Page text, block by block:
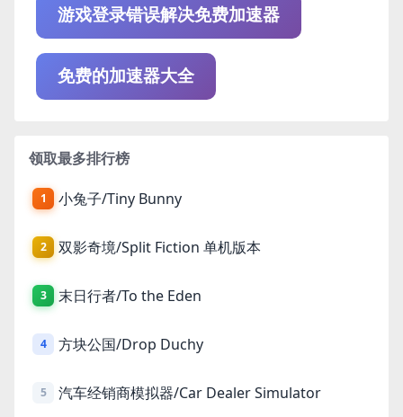
游戏登录错误解决免费加速器
免费的加速器大全
领取最多排行榜
1 小兔子/Tiny Bunny
2 双影奇境/Split Fiction 单机版本
3 末日行者/To the Eden
4 方块公国/Drop Duchy
5 汽车经销商模拟器/Car Dealer Simulator